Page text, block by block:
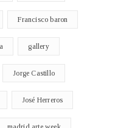
Francisco baron
gallery
Jorge Castillo
José Herreros